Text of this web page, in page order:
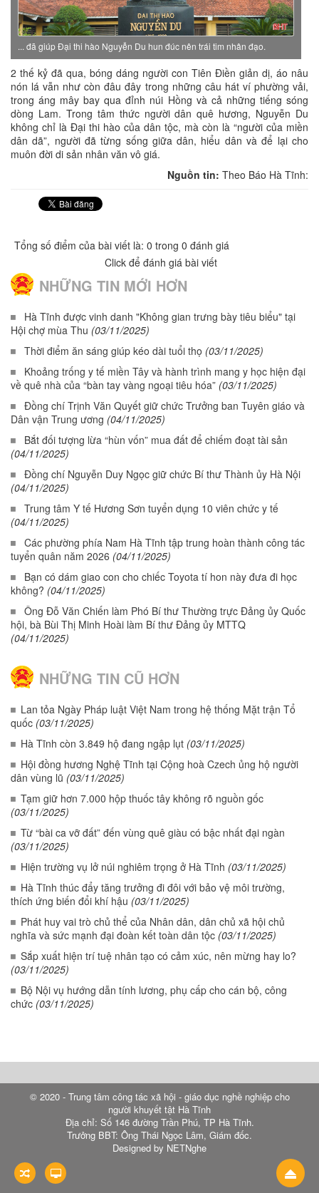
... đã giúp Đại thi hào Nguyễn Du hun đúc nên trái tim nhân đạo.
2 thế kỷ đã qua, bóng dáng người con Tiên Điền giản dị, áo nâu
nón lá vẫn như còn đâu đây trong những câu hát ví phường vải,
trong áng mây bay qua đỉnh núi Hồng và cả những tiếng sóng
dòng Lam. Trong tâm thức người dân quê hương, Nguyễn Du
không chỉ là Đại thi hào của dân tộc, mà còn là “người của miền
dân dã”, người đã từng sống giữa dân, hiểu dân và để lại cho
muôn đời di sản nhân văn vô giá.
Nguồn tin: Theo Báo Hà Tĩnh:
Tổng số điểm của bài viết là: 0 trong 0 đánh giá
Click để đánh giá bài viết
NHỮNG TIN MỚI HƠN
Hà Tĩnh được vinh danh "Không gian trưng bày tiêu biểu" tại
Hội chợ mùa Thu (03/11/2025)
Thời điểm ăn sáng giúp kéo dài tuổi thọ (03/11/2025)
Khoảng trống y tế miền Tây và hành trình mang y học hiện đại
về quê nhà của “bàn tay vàng ngoại tiêu hóa” (03/11/2025)
Đồng chí Trịnh Văn Quyết giữ chức Trưởng ban Tuyên giáo và
Dân vận Trung ương (04/11/2025)
Bắt đối tượng lừa “hùn vốn” mua đất để chiếm đoạt tài sản
(04/11/2025)
Đồng chí Nguyễn Duy Ngọc giữ chức Bí thư Thành ủy Hà Nội
(04/11/2025)
Trung tâm Y tế Hương Sơn tuyển dụng 10 viên chức y tế
(04/11/2025)
Các phường phía Nam Hà Tĩnh tập trung hoàn thành công tác
tuyển quân năm 2026 (04/11/2025)
Bạn có dám giao con cho chiếc Toyota tí hon này đưa đi học
không? (04/11/2025)
Ông Đỗ Văn Chiến làm Phó Bí thư Thường trực Đảng ủy Quốc
hội, bà Bùi Thị Minh Hoài làm Bí thư Đảng ủy MTTQ
(04/11/2025)
NHỮNG TIN CŨ HƠN
Lan tỏa Ngày Pháp luật Việt Nam trong hệ thống Mặt trận Tổ
quốc (03/11/2025)
Hà Tĩnh còn 3.849 hộ đang ngập lụt (03/11/2025)
Hội đồng hương Nghệ Tĩnh tại Cộng hoà Czech ủng hộ người
dân vùng lũ (03/11/2025)
Tạm giữ hơn 7.000 hộp thuốc tây không rõ nguồn gốc
(03/11/2025)
Từ “bài ca vỡ đất” đến vùng quê giàu có bậc nhất đại ngàn
(03/11/2025)
Hiện trường vụ lở núi nghiêm trọng ở Hà Tĩnh (03/11/2025)
Hà Tĩnh thúc đẩy tăng trưởng đi đôi với bảo vệ môi trường,
thích ứng biến đổi khí hậu (03/11/2025)
Phát huy vai trò chủ thể của Nhân dân, dân chủ xã hội chủ
nghĩa và sức mạnh đại đoàn kết toàn dân tộc (03/11/2025)
Sắp xuất hiện trí tuệ nhân tạo có cảm xúc, nên mừng hay lo?
(03/11/2025)
Bộ Nội vụ hướng dẫn tính lương, phụ cấp cho cán bộ, công
chức (03/11/2025)
© 2020 - Trung tâm công tác xã hội - giáo dục nghề nghiệp cho
người khuyết tật Hà Tĩnh
Địa chỉ: Số 146 đường Trần Phú, TP Hà Tĩnh.
Trưởng BBT: Ông Thái Ngọc Lâm, Giám đốc.
Designed by NETNghe